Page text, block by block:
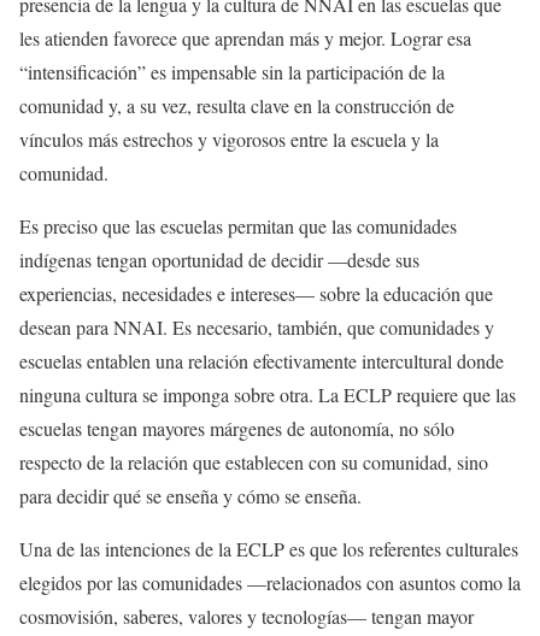
les atienden favorece que aprendan más y mejor. Lograr esa
“intensificación” es impensable sin la participación de la
comunidad y, a su vez, resulta clave en la construcción de
vínculos más estrechos y vigorosos entre la escuela y la
comunidad.
Es preciso que las escuelas permitan que las comunidades
indígenas tengan oportunidad de decidir —desde sus
experiencias, necesidades e intereses— sobre la educación que
desean para NNAI. Es necesario, también, que comunidades y
escuelas entablen una relación efectivamente intercultural donde
ninguna cultura se imponga sobre otra. La ECLP requiere que las
escuelas tengan mayores márgenes de autonomía, no sólo
respecto de la relación que establecen con su comunidad, sino
para decidir qué se enseña y cómo se enseña.
Una de las intenciones de la ECLP es que los referentes culturales
elegidos por las comunidades —relacionados con asuntos como la
cosmovisión, saberes, valores y tecnologías— tengan mayor